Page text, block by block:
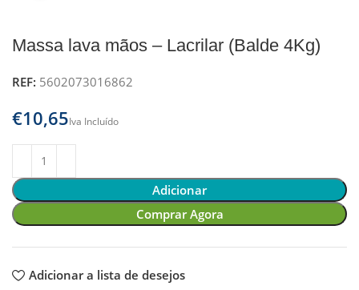
Massa lava mãos – Lacrilar (Balde 4Kg)
REF: 5602073016862
€
Adicionar
Comprar Agora
Adicionar a lista de desejos